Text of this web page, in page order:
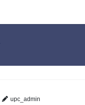
upc_admin